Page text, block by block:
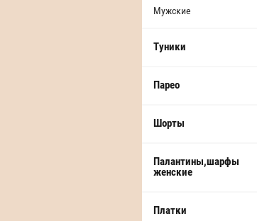
Мужские
Туники
Парео
Шорты
Палантины,шарфы
женские
Платки